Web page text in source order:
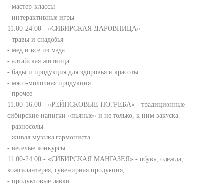
- мастер-классы
- интерактивные игры
11.00-24.00 - «СИБИРСКАЯ ДАРОВНИЦА»
- травы и снадобья
- мед и все из меда
- алтайская житница
- бады и продукция для здоровья и красоты
- мясо-молочная продукция
- прочее
11.00-16.00 - «РЕЙНСКОВЫЕ ПОГРЕБА» - традиционные
сибирские напитки «пьяные» и не только, к ним закуска.
- разносолы
- живая музыка гармониста
- веселые конкурсы
11.00-24.00 - «СИБИРСКАЯ МАНГАЗЕЯ» - обувь, одежда,
кожгалантерея, сувенирная продукция,
- продуктовые лавки